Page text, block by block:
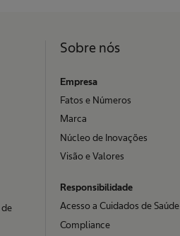
Sobre nós
Empresa
Fatos e Números
Marca
Núcleo de Inovações
Visão e Valores
Responsibilidade
Acesso a Cuidados de Saúde
Compliance